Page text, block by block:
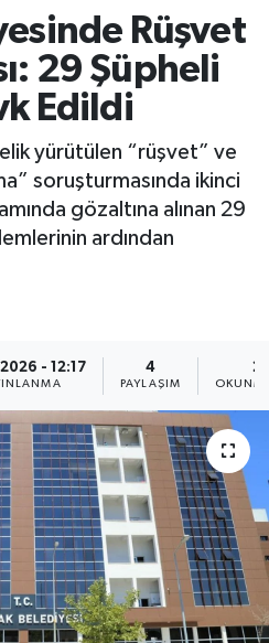
Rüşvet
29 Şüpheli
Edildi
yürütülen “rüşvet” ve
soruşturmasında ikinci
gözaltına alınan 29
ardından
- 12:17 4
PAYLAŞIM
2